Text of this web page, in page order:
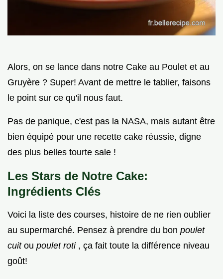
Alors, on se lance dans notre Cake au Poulet et au
Gruyère ? Super! Avant de mettre le tablier, faisons
le point sur ce qu'il nous faut.
Pas de panique, c'est pas la NASA, mais autant être
bien équipé pour une recette cake réussie, digne
des plus belles tourte sale !
Les Stars de Notre Cake:
Ingrédients Clés
Voici la liste des courses, histoire de ne rien oublier
au supermarché. Pensez à prendre du bon poulet
cuit ou poulet roti , ça fait toute la différence niveau
goût!